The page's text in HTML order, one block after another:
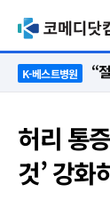
K-베스트병원
허리 통
것’ 강화